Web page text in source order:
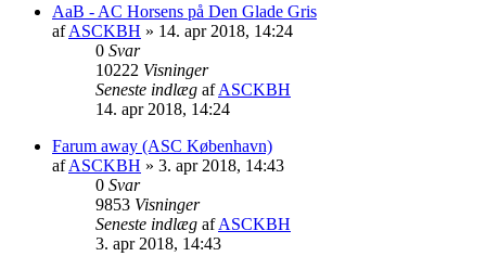
AaB - AC Horsens på Den Glade Gris
afASCKBH » 14. apr 2018, 14:24
0 Svar
10222 Visninger
Seneste indlæg afASCKBH
14. apr 2018, 14:24
Farum away (ASC København)
afASCKBH » 3. apr 2018, 14:43
0 Svar
9853 Visninger
Seneste indlæg afASCKBH
3. apr 2018, 14:43